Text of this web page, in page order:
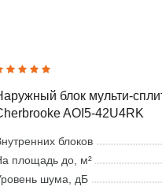
блок мульти-
AOI5-42U4RK
блоков
площадь до, м²
шума, дБ